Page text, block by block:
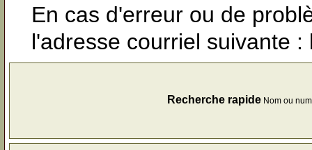
En cas d'erreur ou de
l'adresse courriel suivante
Recherche rapideNom ou